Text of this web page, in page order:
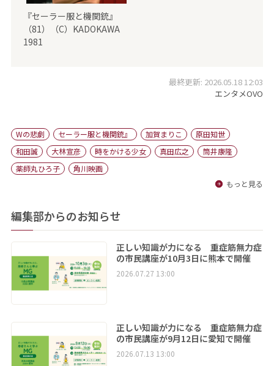
『セーラー服と機関銃』
（81）（C）KADOKAWA
1981
最終更新: 2026.05.18 12:03
エンタメOVO
Wの悲劇 セーラー服と機関銃』 加賀まりこ
原田知世
和田誠
大林宣彦 時をかける少女 真田広之
筒井康隆
薬師丸ひろ子
角川映画
もっと見る
編集部からのお知らせ
正しい知識が力になる 重症筋無力症
の市民講座が10月3日に熊本で開催
2026.07.27 13:00
正しい知識が力になる 重症筋無力症
の市民講座が9月12日に愛知で開催
2026.07.13 13:00